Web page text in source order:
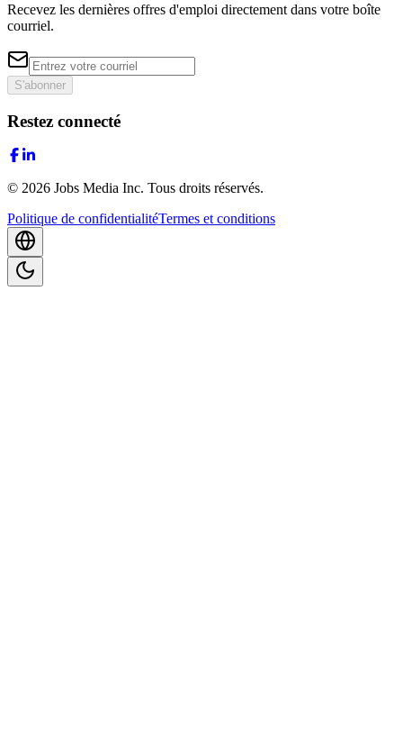
Recevez les dernières offres d'emploi directement dans votre boîte
courriel.
S'abonner
Restez connecté
© 2026 Jobs Media Inc. Tous droits réservés.
Politique de confidentialitéTermes et conditions